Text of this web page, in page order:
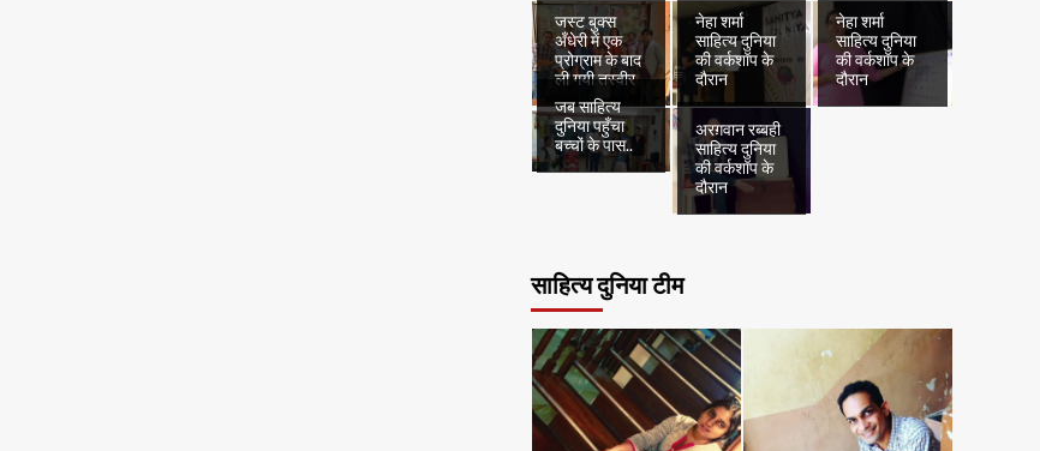
जस्ट बुक्स
अँधेरी में एक
प्रोग्राम के बाद
ली गयी तस्वीर
नेहा शर्मा
साहित्य दुनिया
की वर्कशॉप के
दौरान
नेहा शर्मा
साहित्य दुनिया
की वर्कशॉप के
दौरान
जब साहित्य
दुनिया पहुँचा
बच्चों के पास..
अरग़वान रब्बही
साहित्य दुनिया
की वर्कशॉप के
दौरान
साहित्य दुनिया टीम